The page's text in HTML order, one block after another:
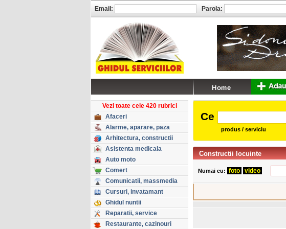
Vezi toate cele 420 rubrici
Afaceri
Alarme, aparare, paza
Arhitectura, constructii
Asistenta medicala
Auto moto
Comert
Comunicatii, massmedia
Cursuri, invatamant
Ghidul nuntii
Reparatii, service
Restaurante, cazinouri
Ce
produs / serviciu
Constructii locuinte
Numai cu: foto video
Email: Parola: